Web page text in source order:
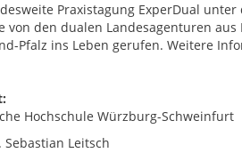
Praxistagung ExperDual
von den dualen Landesagenturen
Pfalz ins Leben gerufen. Weitere
Hochschule Würzburg-Schweinfurt
Sebastian Leitsch